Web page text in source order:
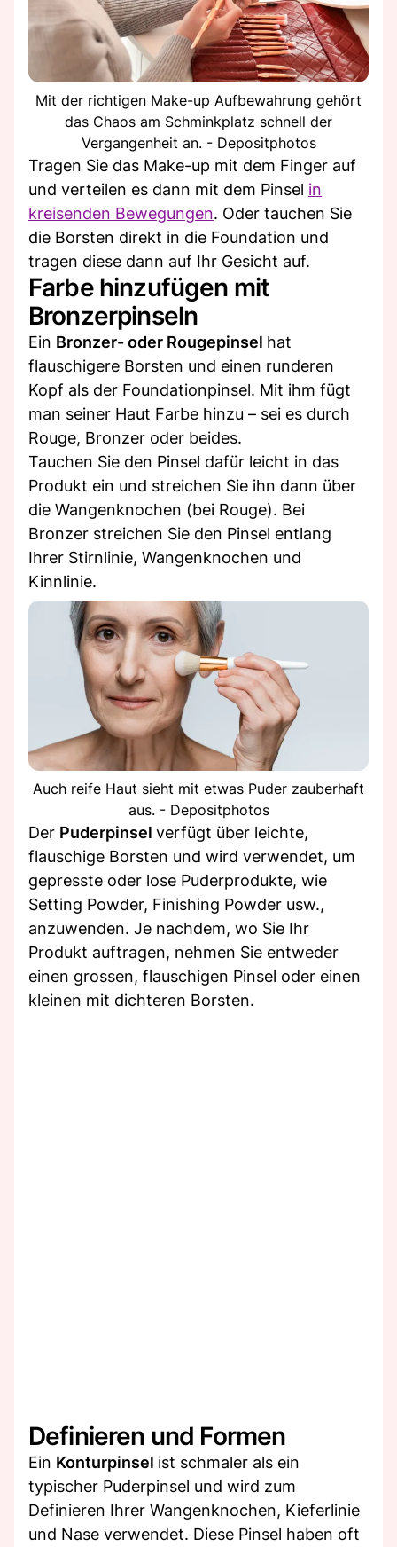
Mit der richtigen Make-up Aufbewahrung gehört
das Chaos am Schminkplatz schnell der
Vergangenheit an. - Depositphotos
Tragen Sie das Make-up mit dem Finger auf
und verteilen es dann mit dem Pinsel in
kreisenden Bewegungen. Oder tauchen Sie
die Borsten direkt in die Foundation und
tragen diese dann auf Ihr Gesicht auf.
Farbe hinzufügen mit
Bronzerpinseln
Ein Bronzer- oder Rougepinsel hat
flauschigere Borsten und einen runderen
Kopf als der Foundationpinsel. Mit ihm fügt
man seiner Haut Farbe hinzu – sei es durch
Rouge, Bronzer oder beides.
Tauchen Sie den Pinsel dafür leicht in das
Produkt ein und streichen Sie ihn dann über
die Wangenknochen (bei Rouge). Bei
Bronzer streichen Sie den Pinsel entlang
Ihrer Stirnlinie, Wangenknochen und
Kinnlinie.
Auch reife Haut sieht mit etwas Puder zauberhaft
aus. - Depositphotos
Der Puderpinsel verfügt über leichte,
flauschige Borsten und wird verwendet, um
gepresste oder lose Puderprodukte, wie
Setting Powder, Finishing Powder usw.,
anzuwenden. Je nachdem, wo Sie Ihr
Produkt auftragen, nehmen Sie entweder
einen grossen, flauschigen Pinsel oder einen
kleinen mit dichteren Borsten.
Definieren und Formen
Ein Konturpinsel ist schmaler als ein
typischer Puderpinsel und wird zum
Definieren Ihrer Wangenknochen, Kieferlinie
und Nase verwendet. Diese Pinsel haben oft